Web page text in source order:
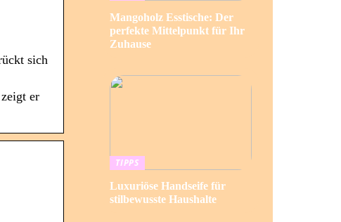
sich
er
Mangoholz Esstische: Der
perfekte Mittelpunkt für Ihr
Zuhause
TIPPS
Luxuriöse Handseife für
stilbewusste Haushalte